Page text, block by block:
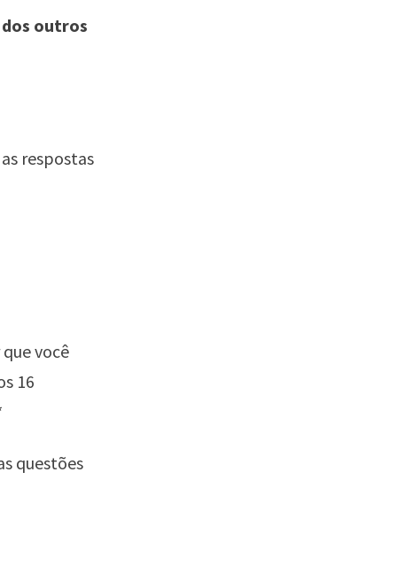
outros
respostas
você
16
questões